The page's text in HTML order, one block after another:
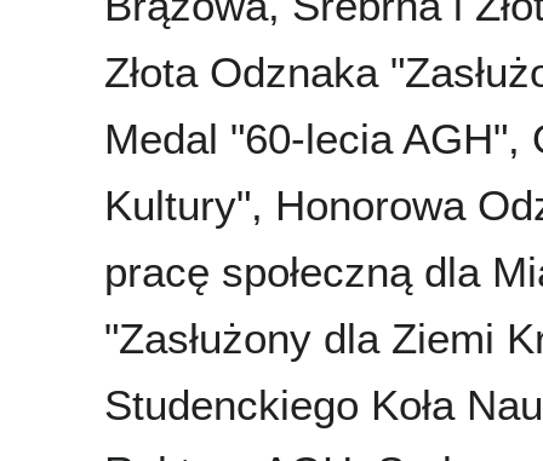
Złota Odznaka
Medal "60-lecia AGH",
Kultury", Honorowa
pracę społeczną dla
"Zasłużony dla Ziemi
Studenckiego Koła